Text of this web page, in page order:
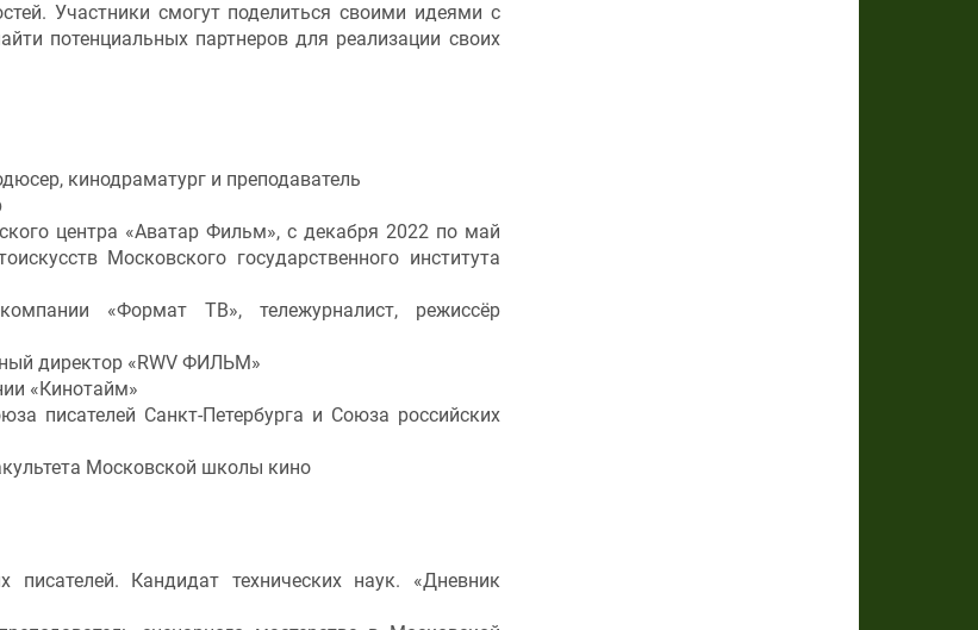
Участники смогут поделиться своими идеями с
потенциальных партнеров для реализации своих
кинодраматург и преподаватель
центра «Аватар Фильм», с декабря 2022 по май
Московского государственного института
«Формат ТВ», тележурналист, режиссёр
директор «RWV ФИЛЬМ»
«Кинотайм»
писателей Санкт-Петербурга и Союза российских
Московской школы кино
Кандидат технических наук. «Дневник